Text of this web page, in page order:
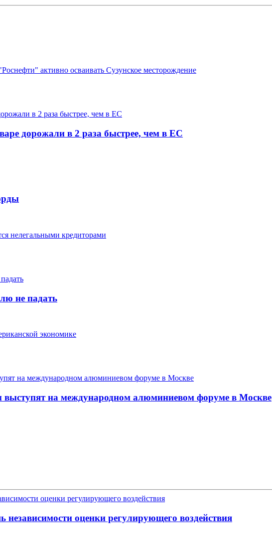
активно осваивать Сузунское месторождение
дорожали в 2 раза быстрее, чем в ЕС
нелегальными кредиторами
не падать
экономике
выступят на международном алюминиевом форуме в Москве
независимости оценки регулирующего воздействия